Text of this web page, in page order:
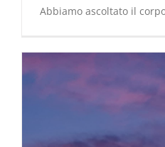
Abbiamo ascoltato il